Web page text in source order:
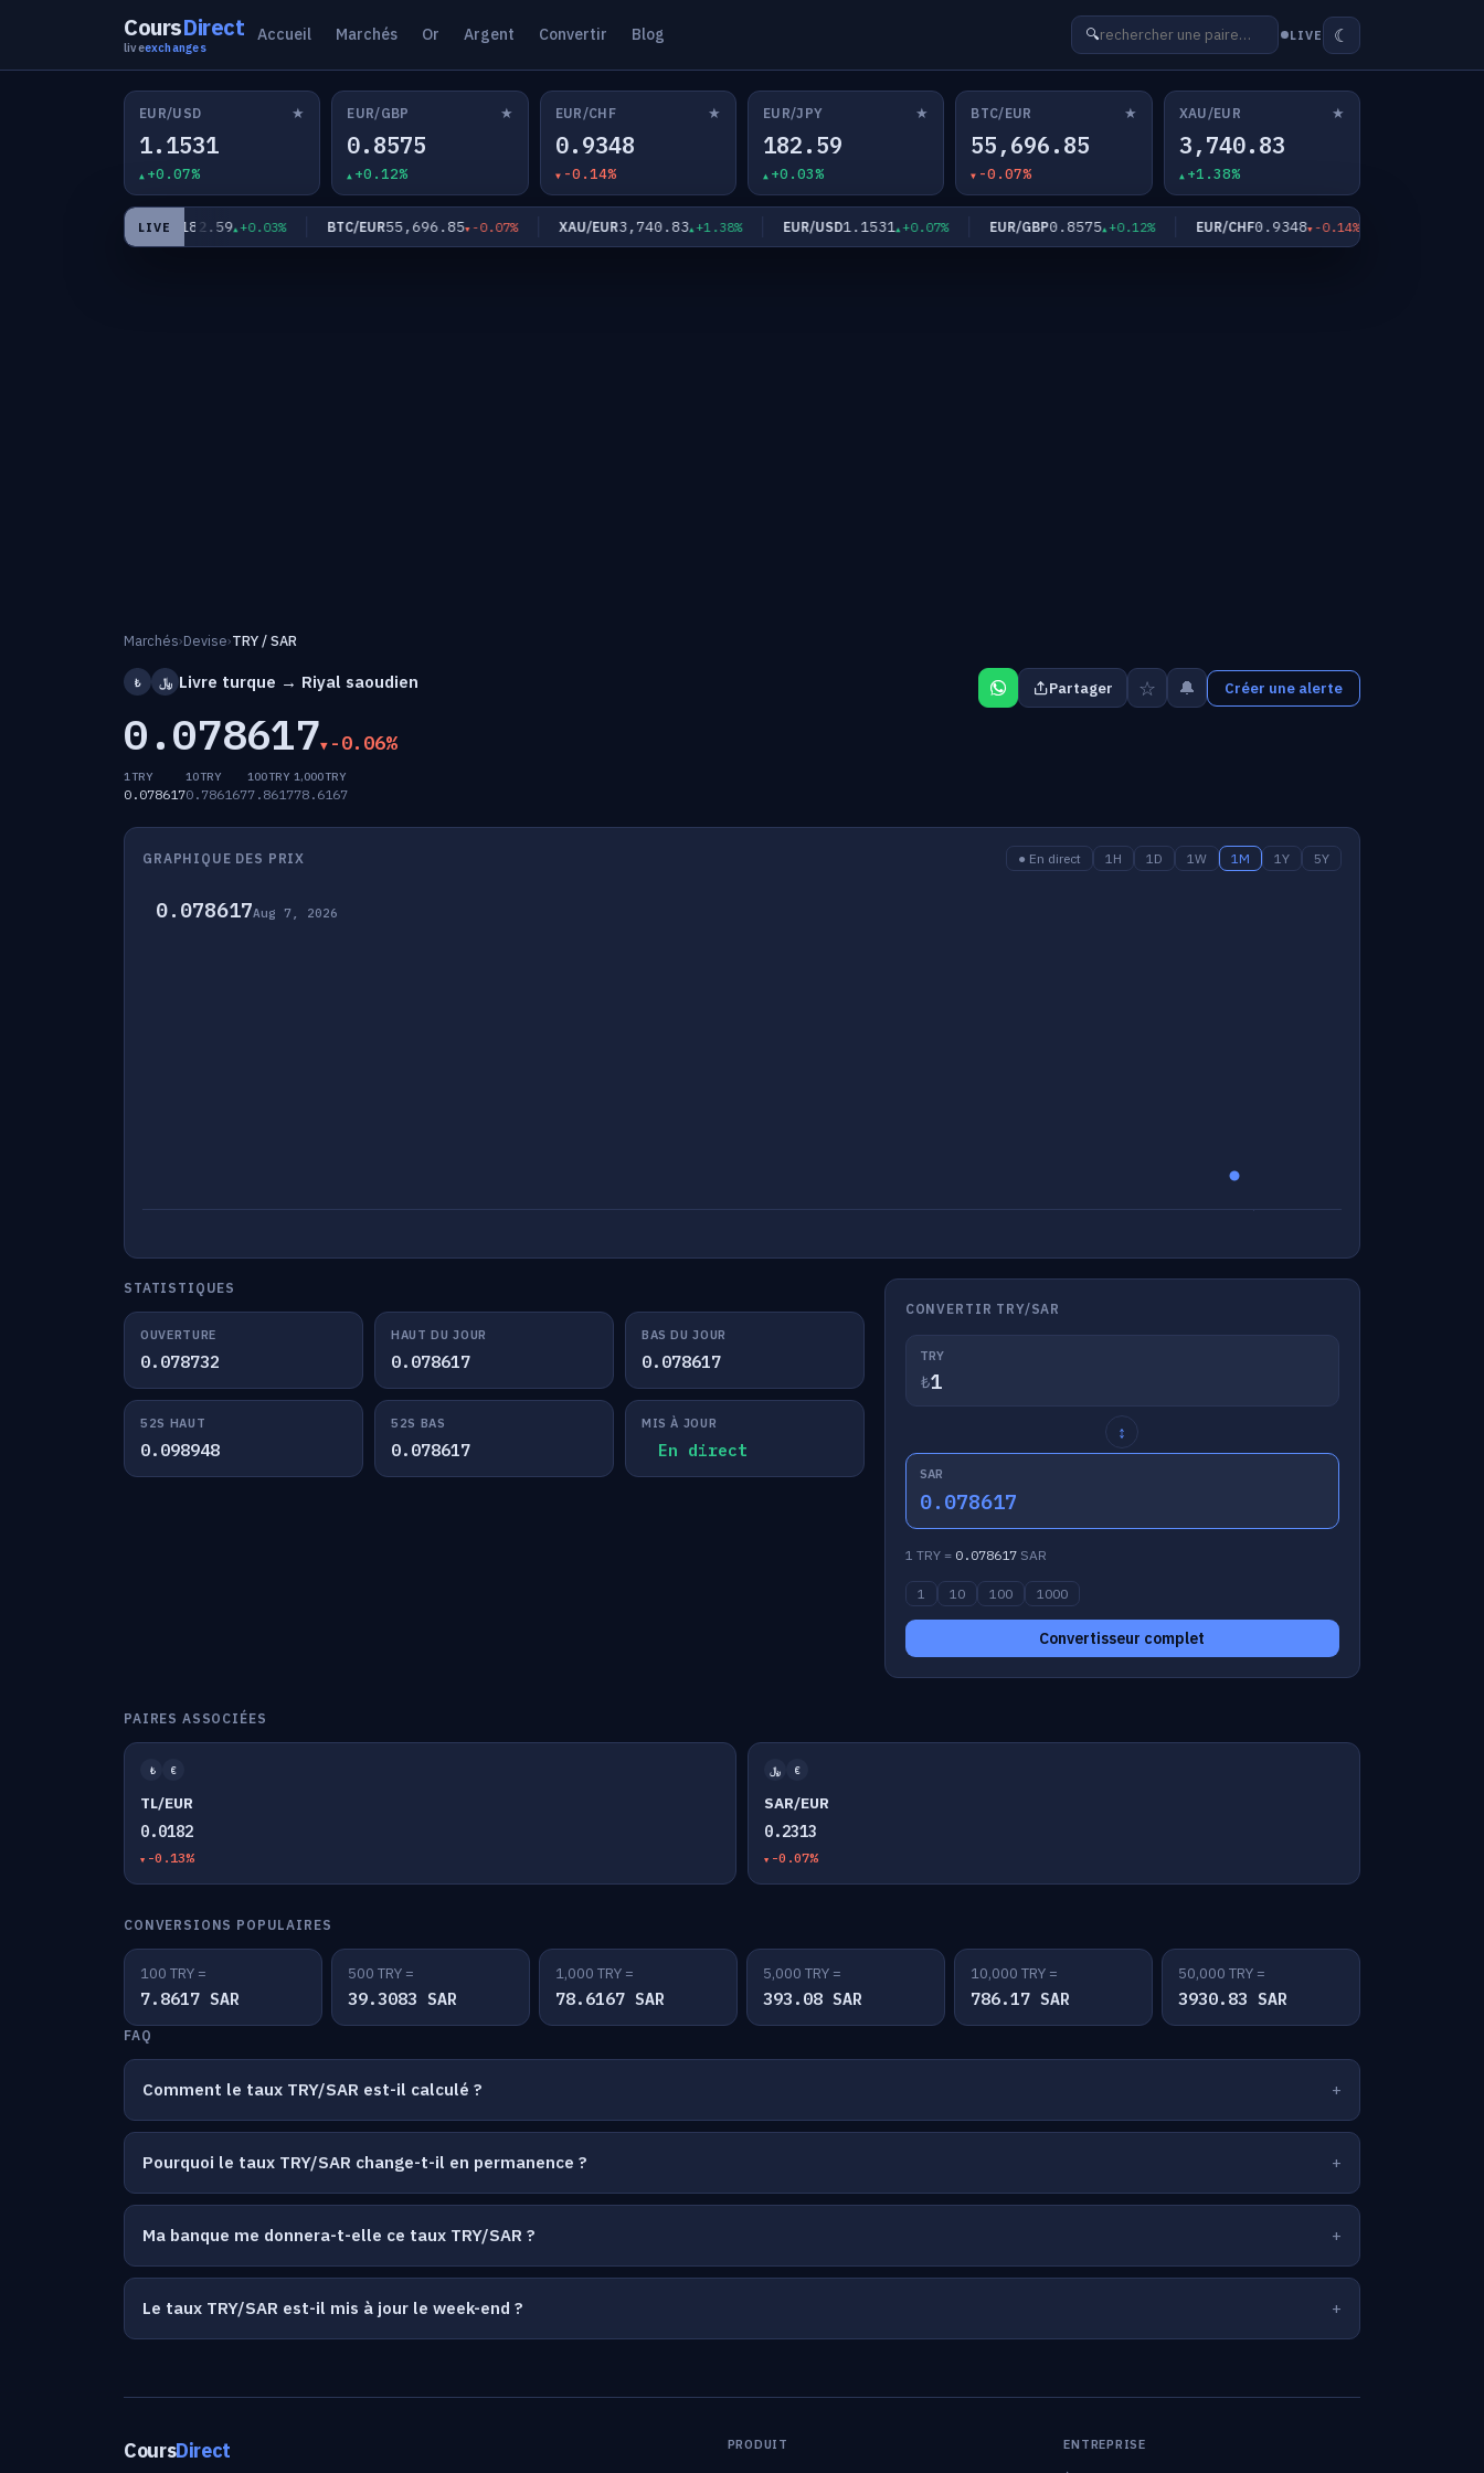
CoursDirect
liveexchanges
Accueil Marchés Or Argent Convertir Blog 🔍 LIVE ☾
EUR/USD ★
1.1531
+0.07%
EUR/GBP ★
0.8575
+0.12%
EUR/CHF ★
0.9348
-0.14%
EUR/JPY ★
182.59
+0.03%
BTC/EUR ★
55,696.85
-0.07%
XAU/EUR ★
3,740.83
+1.38%
LIVE
EUR/JPY182.59 +0.03% BTC/EUR55,696.85 -0.07% XAU/EUR3,740.83 +1.38% EUR/USD1.1531 +0.07% EUR/GBP0.8575 +0.12% EUR/CHF0.9348 -0.14%
Marchés›Devise›TRY / SAR
₺ ﷼ Livre turque → Riyal saoudien
0.078617 -0.06%
1 TRY
0.078617
10 TRY
0.786167
100 TRY
7.8617
1,000 TRY
78.6167
Partager ☆ 🔔 Créer une alerte
GRAPHIQUE DES PRIX ● En direct 1H 1D 1W 1M 1Y 5Y
0.078617Aug 7, 2026
STATISTIQUES
OUVERTURE
0.078732
HAUT DU JOUR
0.078617
BAS DU JOUR
0.078617
52S HAUT
0.098948
52S BAS
0.078617
MIS À JOUR
En direct
CONVERTIR TRY/SAR
TRY
₺
↕
SAR
0.078617
1 TRY = 0.078617SAR
1 10 100 1000
Convertisseur complet
PAIRES ASSOCIÉES
₺ €
TL/EUR
0.0182
-0.13%
﷼ €
SAR/EUR
0.2313
-0.07%
CONVERSIONS POPULAIRES
100 TRY =
7.8617 SAR
500 TRY =
39.3083 SAR
1,000 TRY =
78.6167 SAR
5,000 TRY =
393.08 SAR
10,000 TRY =
786.17 SAR
50,000 TRY =
3930.83 SAR
FAQ
Comment le taux TRY/SAR est-il calculé ?
Pourquoi le taux TRY/SAR change-t-il en permanence ?
Ma banque me donnera-t-elle ce taux TRY/SAR ?
Le taux TRY/SAR est-il mis à jour le week-end ?
CoursDirect PRODUIT ENTREPRISE